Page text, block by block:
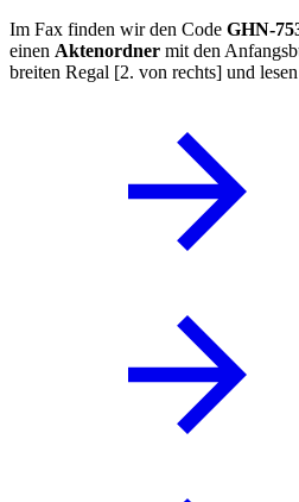
Im Fax finden wir den Code GHN-
einen Aktenordner mit den
breiten Regal [2. von rechts] und